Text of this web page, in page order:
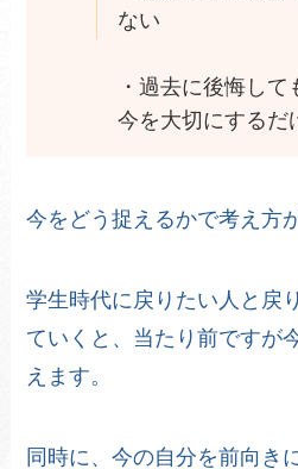
ない
・過去に後悔して
今を大切にするだ
今をどう捉えるかで考え方
学生時代に戻りたい人と戻
ていくと、当たり前ですが
えます。
同時に、今の自分を前向き